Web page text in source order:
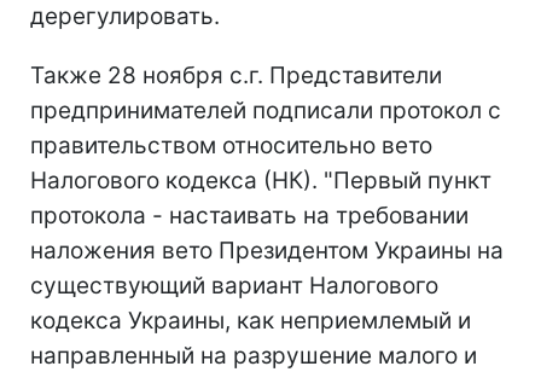
дерегулировать.
Также 28 ноября с.г. Представители
предпринимателей подписали протокол с
правительством относительно вето
Налогового кодекса (НК). "Первый пункт
протокола - настаивать на требовании
наложения вето Президентом Украины на
существующий вариант Налогового
кодекса Украины, как неприемлемый и
направленный на разрушение малого и